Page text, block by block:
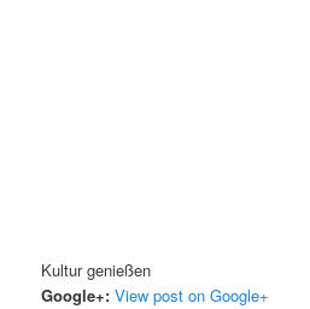
Kultur genießen
Google+: View post on Google+